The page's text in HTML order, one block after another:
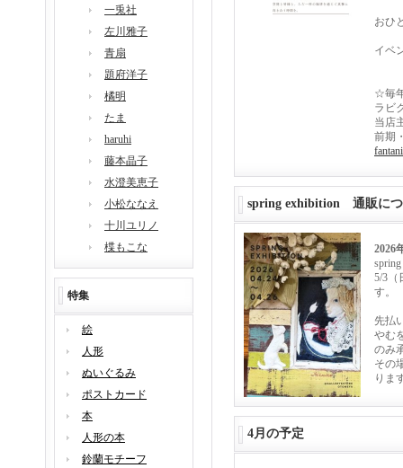
一兎社
左川雅子
青扇
題府洋子
橘明
たま
haruhi
藤本晶子
水澄美恵子
小松ななえ
十川ユリノ
楪もこな
特集
絵
人形
ぬいぐるみ
ポストカード
本
人形の本
鈴蘭モチーフ
おひ
イベ
☆毎
ラビ
当店
前期
spring exhibition 通販に
2026
5/3（
す。
先払
やむ
のみ
その
りま
4月の予定